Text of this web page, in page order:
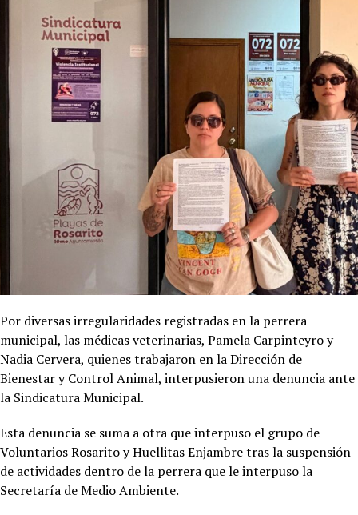
Por diversas irregularidades registradas en la perrera
municipal, las médicas veterinarias, Pamela Carpinteyro y
Nadia Cervera, quienes trabajaron en la Dirección de
Bienestar y Control Animal, interpusieron una denuncia ante
la Sindicatura Municipal.
Esta denuncia se suma a otra que interpuso el grupo de
Voluntarios Rosarito y Huellitas Enjambre tras la suspensión
de actividades dentro de la perrera que le interpuso la
Secretaría de Medio Ambiente.